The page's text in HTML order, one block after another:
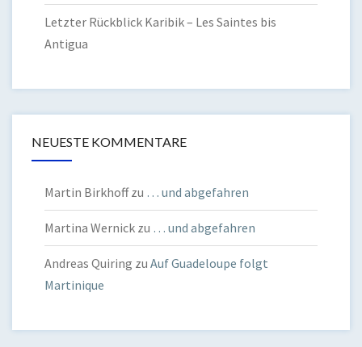
Letzter Rückblick Karibik – Les Saintes bis
Antigua
NEUESTE KOMMENTARE
Martin Birkhoffzu … und abgefahren
Martina Wernick zu … und abgefahren
Andreas Quiring zu Auf Guadeloupe folgt
Martinique